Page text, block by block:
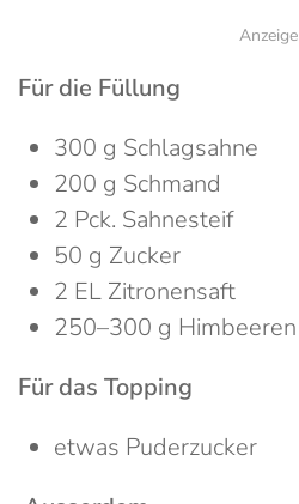
Anzeige
Für die Füllung
300 g Schlagsahne
200 g Schmand
2 Pck. Sahnesteif
50 g Zucker
2 EL Zitronensaft
250–300 g Himbeeren
Für das Topping
etwas Puderzucker